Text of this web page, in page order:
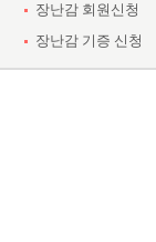
장난감 회원신청
장난감 기증 신청